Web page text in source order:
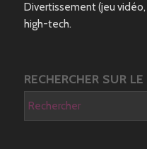
Divertissement (jeu
high-tech.
RECHERCHER SUR